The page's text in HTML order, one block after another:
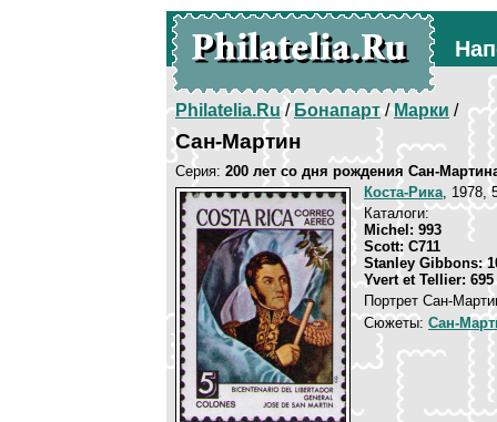
Philatelia.Ru/Бонапарт/Марки /
Сан-Мартин
Серия: 200 лет со дня рождения Сан-
Коста-Рика, 1978,
Каталоги:
Michel: 993
Scott: C711
Stanley Gibbons:
Yvert et Tellier:
Портрет Сан-
Сюжеты: Сан-